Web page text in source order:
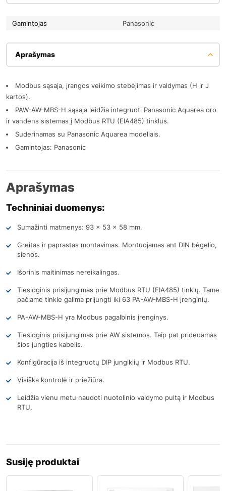
Gamintojas Panasonic
Aprašymas
Modbus sąsaja, įrangos veikimo stebėjimas ir valdymas (H ir J
kartos).
PAW-AW-MBS-H sąsaja leidžia integruoti Panasonic Aquarea oro
ir vandens sistemas į Modbus RTU (EIA485) tinklus.
Suderinamas su Panasonic Aquarea modeliais.
Gamintojas: Panasonic
Aprašymas
Techniniai duomenys:
Sumažinti matmenys: 93 x 53 x 58 mm.
Greitas ir paprastas montavimas. Montuojamas ant DIN bėgelio,
sienos.
Išorinis maitinimas nereikalingas.
Tiesioginis prisijungimas prie Modbus RTU (EIA485) tinklų. Tame
pačiame tinkle galima prijungti iki 63 PA-AW-MBS-H įrenginių.
PA-AW-MBS-H yra Modbus pagalbinis įrenginys.
Tiesioginis prisijungimas prie AW sistemos. Taip pat pridedamas
šios jungties kabelis.
Konfigūracija iš integruotų DIP jungiklių ir Modbus RTU.
Visiška kontrolė ir priežiūra.
Leidžia vienu metu naudoti nuotolinio valdymo pultą ir Modbus
RTU.
Susiję produktai